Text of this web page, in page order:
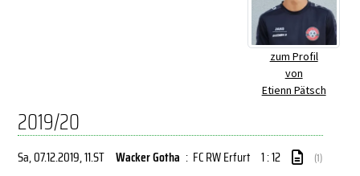
zum Profil
von
Etienn Pätsch
2019/20
Sa, 07.12.2019, 11.ST Wacker Gotha : FC RW Erfurt 1 : 12 (1)